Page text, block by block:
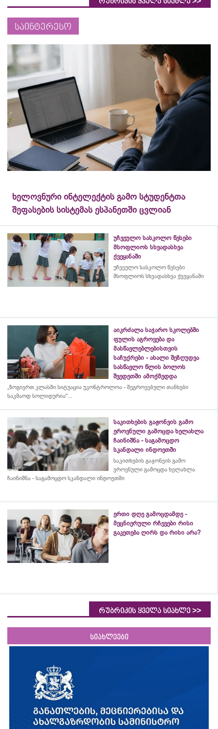
საინტერესო
ხელოვნური ინტელექტის გამო სტუდენტთა
შეფასების სისტემას ესპანეთში ცვლიან
უჩვეულო სასკოლო წესები
მსოფლიოს სხვადასხვა
ქვეყანაში
უჩვეულო სასკოლო წესები
მსოფლიოს სხვადასხვა ქვეყანაში
აიკრძალა საჯარო სკოლებში
ფულის აგროვება და
მასწავლებლებისთვის
საჩუქრები - ახალი შეზღუდვა
სასწავლო წლის ბოლოს
შვედეთში ამოქმედდა
„ზოგიერთ კლასში სიტუაცია უკონტროლოა - შეგროვებული თანხები
საკმაოდ სოლიდურია“...
საკითხების გაჟონვის გამო
ეროვნული გამოცდა ხელახლა
ჩაინიშნა - საგამოცდო
სკანდალი ინდოეთში
საკითხების გაჟონვის გამო
ეროვნული გამოცდა ხელახლა
ჩაინიშნა - საგამოცდო სკანდალი ინდოეთში
ერთი დღე გამოცდამდე -
მეცნიერული რჩევები რისი
გაკეთება ღირს და რისი არა?
რუბრიკის ყველა სიახლე >>
სიახლეები